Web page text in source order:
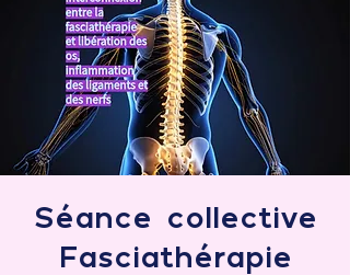
Séance collective
Fasciathérapie